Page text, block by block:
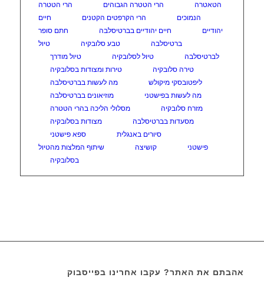
הטאטרה
הרי הטטרה הגבוהים
הרי הטטרה
הנמוכים
הרי הקרפטים הקטנים
חיים
יהודיים
חיים יהודיים בברטיסלבה
חתם סופר
ברטיסלבה
טבע סלובקיה
טיול
לברטיסלבה
טיול לסלובקיה
טיול מודרך
טירה סלובקיה
טירות ומצודות בסלובקיה
ליפטובסקי מיקולש
מה לעשות בברטיסלבה
מה לעשות בפישטני
מוזיאונים בברטיסלבה
מזרח סלובקיה
מסלולי הליכה בהרי הטטרה
מסעדות בברטיסלבה
מצודות בסלובקיה
סיורים באנגלית
ספא פישטני
פישטני
קושיצה
שיתוף המלצות מהטיול
בסלובקיה
אהבתם את האתר? עקבו אחרינו בפייסבוק